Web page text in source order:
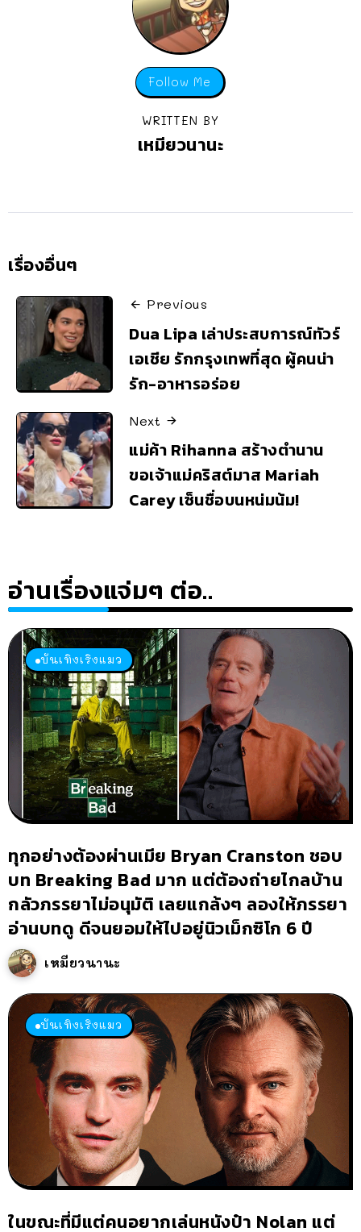
Follow Me
WRITTEN BY
เหมียวนานะ
เรื่องอื่นๆ
Previous
Dua Lipa เล่าประสบการณ์ทัวร์
เอเชีย รักกรุงเทพที่สุด ผู้คนน่า
รัก-อาหารอร่อย
Next
แม่ค้า Rihanna สร้างตำนาน
ขอเจ้าแม่คริสต์มาส Mariah
Carey เซ็นชื่อบนหน่มน้ม!
อ่านเรื่องแจ่มๆ ต่อ..
บันเทิงเริงแมว
ทุกอย่างต้องผ่านเมีย Bryan Cranston ชอบ
บท Breaking Bad มาก แต่ต้องถ่ายไกลบ้าน
กลัวภรรยาไม่อนุมัติ เลยแกล้งๆ ลองให้ภรรยา
อ่านบทดู ดีจนยอมให้ไปอยู่นิวเม็กซิโก 6 ปี
เหมียวนานะ
บันเทิงเริงแมว
ในขณะที่มีแต่คนอยากเล่นหนังป๋า Nolan แต่